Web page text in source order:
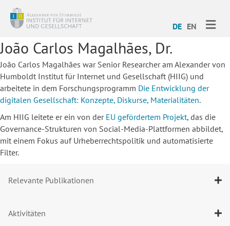
DE EN
João Carlos Magalhães, Dr.
João Carlos Magalhães war Senior Researcher am Alexander von
Humboldt Institut für Internet und Gesellschaft (HIIG) und
arbeitete in dem Forschungsprogramm Die Entwicklung der
digitalen Gesellschaft: Konzepte, Diskurse, Materialitäten.
Am HIIG leitete er ein von der EU gefördertem Projekt, das die
Governance-Strukturen von Social-Media-Plattformen abbildet,
mit einem Fokus auf Urheberrechtspolitik und automatisierte
Filter.
Relevante Publikationen
Aktivitäten